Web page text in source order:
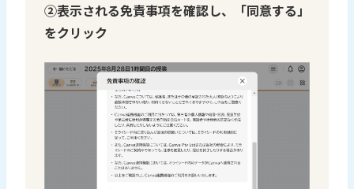
②表示される免責事項を確認し、「同意する」
をクリック